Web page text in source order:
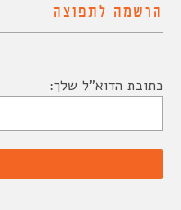
הרשמה לתפוצה
כתובת הדוא"ל שלך: